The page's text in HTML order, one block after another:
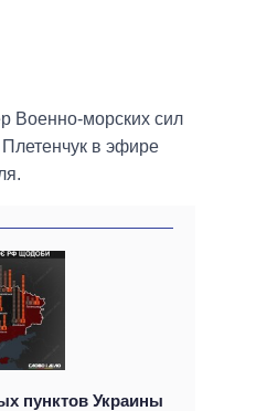
Военно-морских сил
в эфире
пунктов Украины